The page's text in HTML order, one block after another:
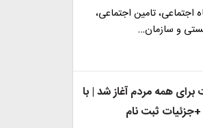
اجتماعی، تامین اجتماعی،
و سازمان…
همه مردم آغاز شد | با